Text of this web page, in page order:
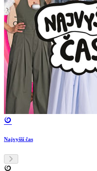
Najvyšší čas